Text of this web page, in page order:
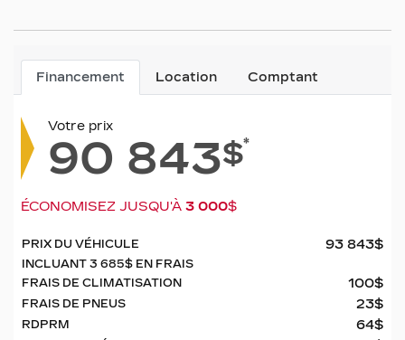
Financement Location Comptant
Votre prix
90 843$*
ÉCONOMISEZ JUSQU'À 3 000$
PRIX DU VÉHICULE 93 843$
INCLUANT 3 685$ EN FRAIS
FRAIS DE CLIMATISATION
100$
FRAIS DE PNEUS 23$
RDPRM 64$